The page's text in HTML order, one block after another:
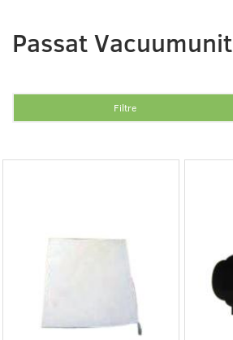
Passat Vacuumunit
Filtre